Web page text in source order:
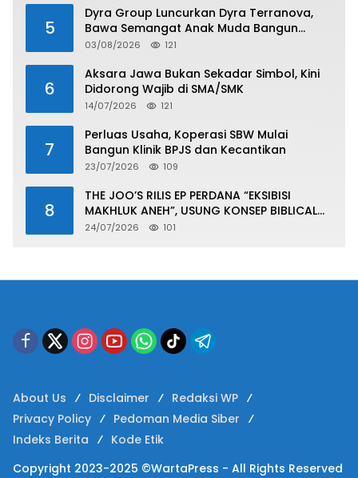
5
Dyra Group Luncurkan Dyra Terranova,
Bawa Semangat Anak Muda Bangun
Masa Depan Properti Batam
03/08/2026 121
6
Aksara Jawa Bukan Sekadar Simbol, Kini
Didorong Wajib di SMA/SMK
14/07/2026 121
7
Perluas Usaha, Koperasi SBW Mulai
Bangun Klinik BPJS dan Kecantikan
23/07/2026 109
8
THE JOO’S RILIS EP PERDANA “EKSIBISI
MAKHLUK ANEH”, USUNG KONSEP BIBLICAL
SURF ROCK DALAM 6 TRACK
24/07/2026 101
About Us Disclaimer
Redaksi WP
Privacy Policy
Pedoman Media Siber
Indeks Berita
Kode Etik
Copyright 2023-2025 ©WartaPress - All Rights Reserved